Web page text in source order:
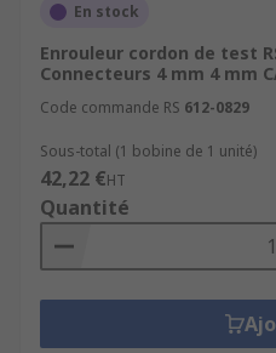
En stock
Enrouleur cordon de test
Connecteurs 4 mm 4 mm
Code commande RS 612-0829
Sous-total (1 bobine de 1 unité)
42,22 €HT
Quantité